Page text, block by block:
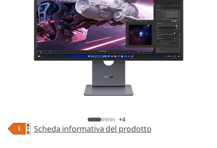
+4
Scheda informativa del prodotto